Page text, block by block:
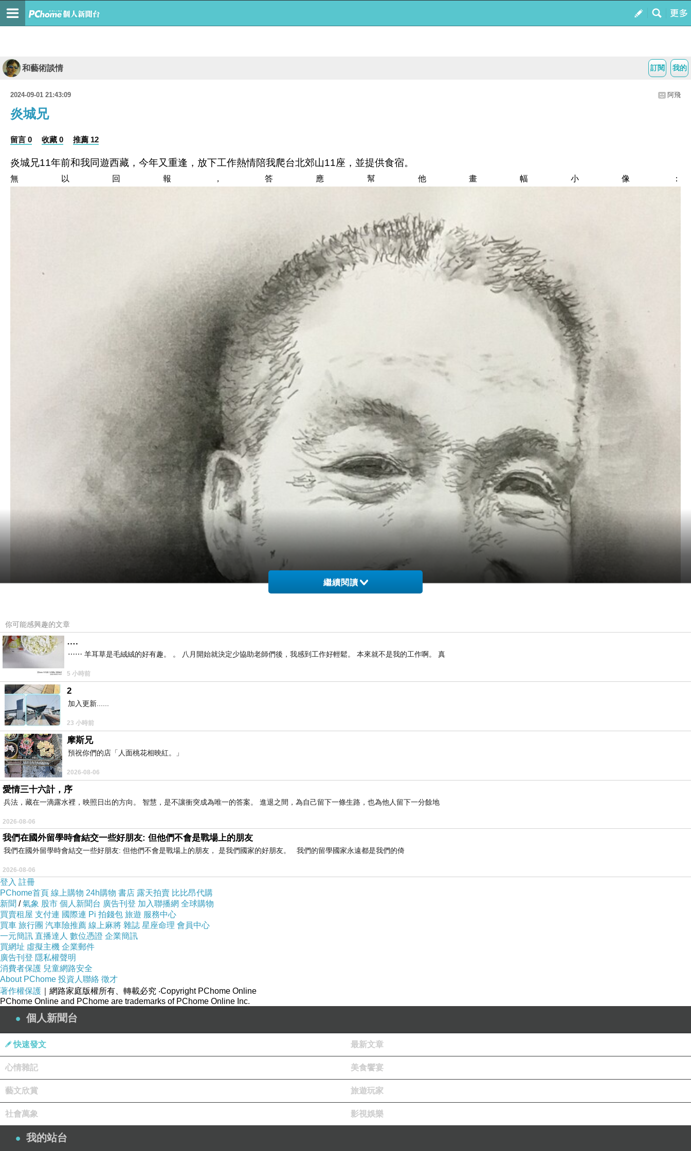
我的
訂閱
和藝術談情
2024-09-01 21:43:09 阿飛
炎城兄
留言 0 收藏 0 推薦 12
炎城兄11年前和我同遊西藏，今年又重逢，放下工作熱情陪我爬台北郊山11座，並提供食宿。
無以回報，答應幫他畫幅小像：
繼續閱讀
你可能感興趣的文章
….
⋯⋯ 羊耳草是毛絨絨的好有趣。 。 八月開始就決定少協助老師們後，我感到工作好輕鬆。 本來就不是我的工作啊。 真
5 小時前
2
加入更新......
23 小時前
摩斯兄
預祝你們的店「人面桃花相映紅。」
2026-08-06
愛情三十六計，序
兵法，藏在一滴露水裡，映照日出的方向。 智慧，是不讓衝突成為唯一的答案。 進退之間，為自己留下一條生路，也為他人留下一分餘地
2026-08-06
我們在國外留學時會結交一些好朋友: 但他們不會是戰場上的朋友
我們在國外留學時會結交一些好朋友: 但他們不會是戰場上的朋友， 是我們國家的好朋友。 我們的留學國家永遠都是我們的倚
2026-08-06
登入 註冊
PChome首頁 線上購物 24h購物 書店 露天拍賣 比比昂代購
新聞 /氣象 股市 個人新聞台 廣告刊登 加入聯播網 全球購物
買賣租屋 支付連 國際連 Pi 拍錢包 旅遊 服務中心
買車 旅行團 汽車險推薦 線上麻將 雜誌 星座命理 會員中心
一元簡訊 直播達人 數位憑證 企業簡訊
買網址 虛擬主機 企業郵件
廣告刊登 隱私權聲明
消費者保護 兒童網路安全
About PChome 投資人聯絡 徵才
著作權保護 ｜網路家庭版權所有、轉載必究 ‧Copyright PChome Online
PChome Online and PChome are trademarks of PChome Online Inc.
個人新聞台
快速發文 最新文章
心情雜記 美食饗宴
藝文欣賞 旅遊玩家
社會萬象 影視娛樂
我的站台